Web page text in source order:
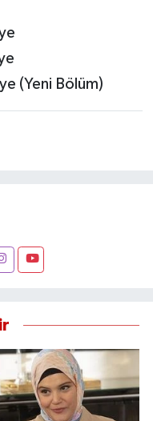
(Yeni Bölüm)